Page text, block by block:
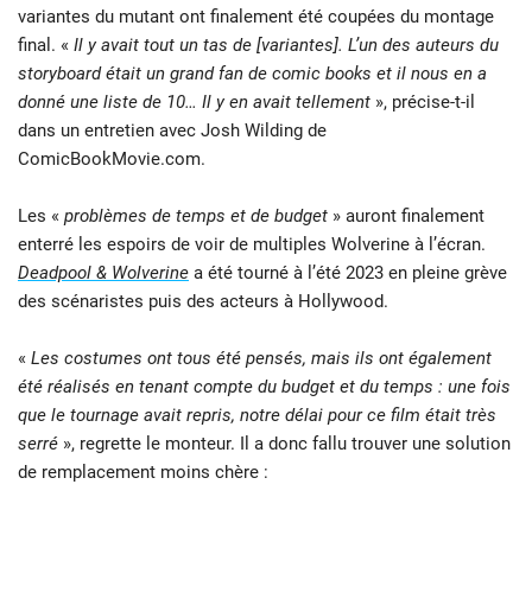
variantes du mutant ont finalement été coupées du montage
final. « Il y avait tout un tas de [variantes]. L’un des auteurs du
storyboard était un grand fan de comic books et il nous en a
donné une liste de 10… Il y en avait tellement », précise-t-il
dans un entretien avec Josh Wilding de
ComicBookMovie.com.
Les « problèmes de temps et de budget » auront finalement
enterré les espoirs de voir de multiples Wolverine à l’écran.
Deadpool & Wolverine a été tourné à l’été 2023 en pleine grève
des scénaristes puis des acteurs à Hollywood.
« Les costumes ont tous été pensés, mais ils ont également
été réalisés en tenant compte du budget et du temps : une fois
que le tournage avait repris, notre délai pour ce film était très
serré », regrette le monteur. Il a donc fallu trouver une solution
de remplacement moins chère :